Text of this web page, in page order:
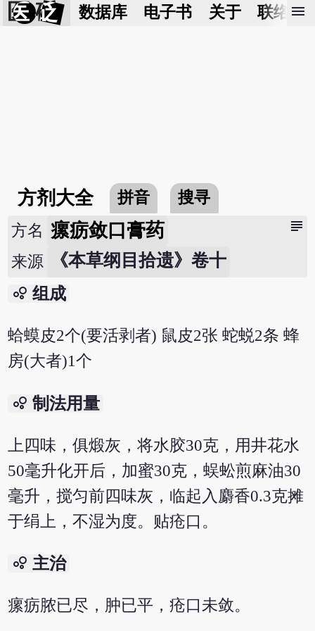
医 砭 数据库 电子书 关于 联络我
menu
方剂大全 拼音 搜寻
subject
方名 瘰疬敛口膏药
来源 《本草纲目拾遗》卷十
bubble_chart 组成
蛤蟆皮2个(要活剥者) 鼠皮2张 蛇蜕2条 蜂
房(大者)1个
bubble_chart 制法用量
上四味，俱煅灰，将水胶30克，用井花水
50毫升化开后，加蜜30克，蜈蚣煎麻油30
毫升，搅匀前四味灰，临起入麝香0.3克摊
于绢上，不湿为度。贴疮口。
bubble_chart 主治
瘰疬脓已尽，肿已平，疮口未敛。